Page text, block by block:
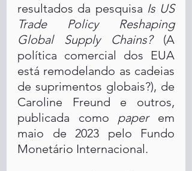
resultados da pesquisa Is US
Trade Policy Reshaping
Global Supply Chains? (A
política comercial dos EUA
está remodelando as cadeias
de suprimentos globais?), de
Caroline Freund e outros,
publicada como paper em
maio de 2023 pelo Fundo
Monetário Internacional.